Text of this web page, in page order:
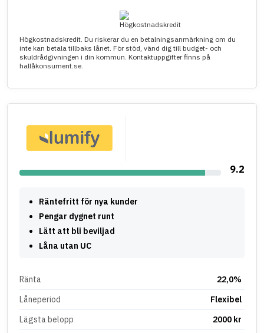
Högkostnadskredit. Du riskerar du en betalningsanmärkning om du
inte kan betala tillbaks lånet. För stöd, vänd dig till budget- och
skuldrådgivningen i din kommun. Kontaktuppgifter finns på
hallåkonsument.se.
9.2
Räntefritt för nya kunder
Pengar dygnet runt
Lätt att bli beviljad
Låna utan UC
Ränta
22,0%
Låneperiod
Flexibel
Lägsta belopp
2000 kr